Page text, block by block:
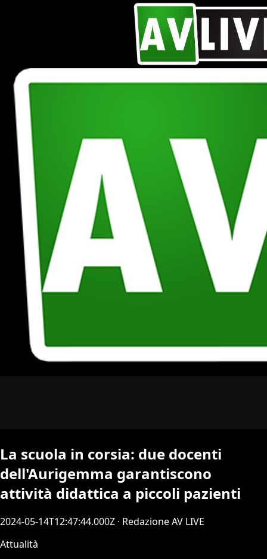
La scuola in corsia: due docenti
dell'Aurigemma garantiscono
attività didattica a piccoli pazienti
2024-05-14T12:47:44.000Z · Redazione AV LIVE
Attualità